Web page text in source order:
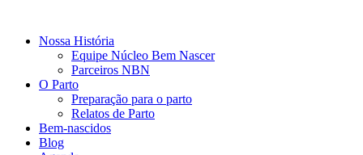
Nossa História
Equipe Núcleo Bem Nascer
Parceiros NBN
O Parto
Preparação para o parto
Relatos de Parto
Bem-nascidos
Blog